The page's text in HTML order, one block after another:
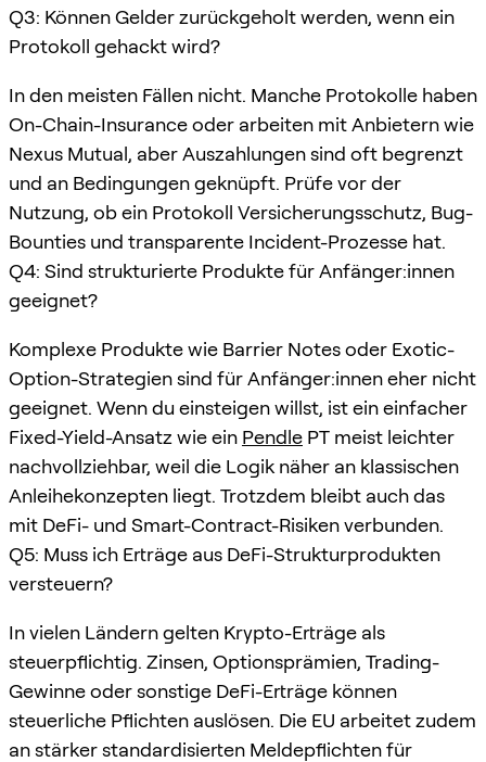
Q3: Können Gelder zurückgeholt werden, wenn ein
Protokoll gehackt wird?
In den meisten Fällen nicht. Manche Protokolle haben
On-Chain-Insurance oder arbeiten mit Anbietern wie
Nexus Mutual, aber Auszahlungen sind oft begrenzt
und an Bedingungen geknüpft. Prüfe vor der
Nutzung, ob ein Protokoll Versicherungsschutz, Bug-
Bounties und transparente Incident-Prozesse hat.
Q4: Sind strukturierte Produkte für Anfänger:innen
geeignet?
Komplexe Produkte wie Barrier Notes oder Exotic-
Option-Strategien sind für Anfänger:innen eher nicht
geeignet. Wenn du einsteigen willst, ist ein einfacher
Fixed-Yield-Ansatz wie ein Pendle PT meist leichter
nachvollziehbar, weil die Logik näher an klassischen
Anleihekonzepten liegt. Trotzdem bleibt auch das
mit DeFi- und Smart-Contract-Risiken verbunden.
Q5: Muss ich Erträge aus DeFi-Strukturprodukten
versteuern?
In vielen Ländern gelten Krypto-Erträge als
steuerpflichtig. Zinsen, Optionsprämien, Trading-
Gewinne oder sonstige DeFi-Erträge können
steuerliche Pflichten auslösen. Die EU arbeitet zudem
an stärker standardisierten Meldepflichten für